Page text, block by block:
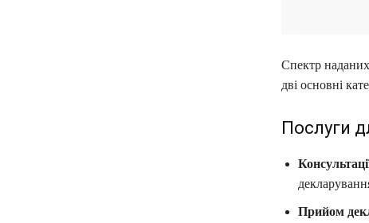
Спектр
дві основні
Послуги
Прийом